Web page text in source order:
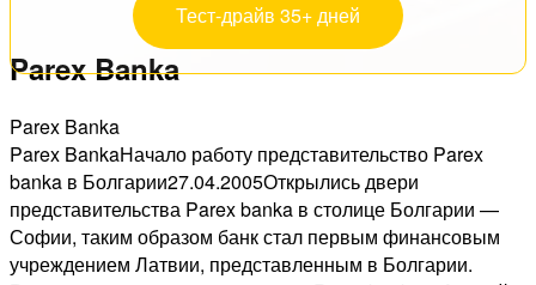
Тест-драйв 35+ дней
Parex Banka
Parex Banka
Parex BankaНачало работу представительство Parex
banka в Болгарии27.04.2005Открылись двери
представительства Parex banka в столице Болгарии —
Софии, таким образом банк стал первым финансовым
учреждением Латвии, представленным в Болгарии.